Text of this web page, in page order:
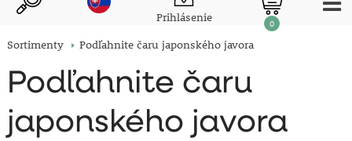
Prihlásenie 0
Sortimenty Podľahnite čaru japonského javora
Podľahnite čaru
japonského javora